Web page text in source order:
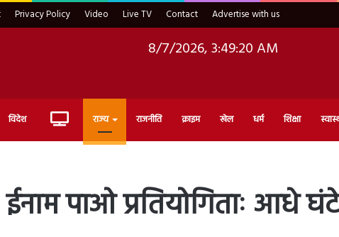
Privacy Policy Video Live TV Contact Advertise with us
8/7/2026, 3:49:21 AM
विदेश Live राज्य राजनीति क्राइम खेल धर्म शिक्षा
पाओ प्रतियोगिताः आधे